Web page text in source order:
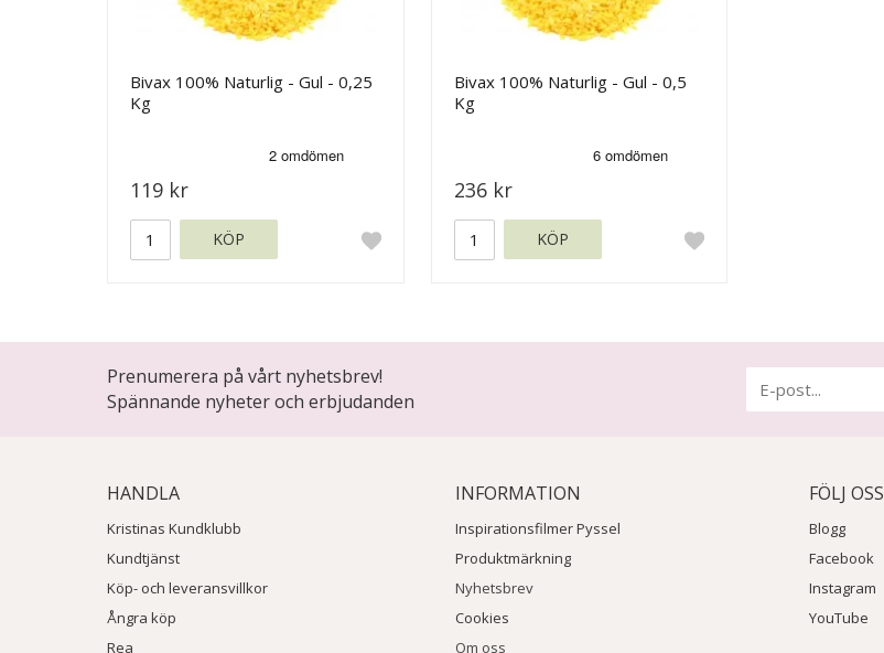
Bivax 100% Naturlig - Gul - 0,25
Kg
119 kr
KÖP
Bivax 100% Naturlig - Gul - 0,5
Kg
236 kr
KÖP
Prenumerera på vårt nyhetsbrev!
Spännande nyheter och erbjudanden
HANDLA
Kristinas Kundklubb
Kundtjänst
Köp- och leveransvillkor
Ångra köp
Rea
INFORMATION
Inspirationsfilmer Pyssel
Produktmärkning
Nyhetsbrev
Cookies
Om oss
FÖLJ OSS
Blogg
Facebook
Instagram
YouTube